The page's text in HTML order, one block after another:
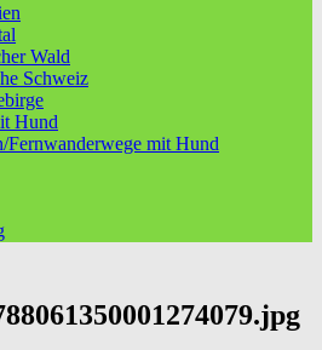
Wald
Schweiz
Hund
Fernwanderwege mit Hund